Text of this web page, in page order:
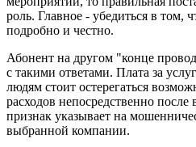
роль. Главное - убедиться в том,
подробно и честно.
Абонент на другом "конце
с такими ответами. Плата за
людям стоит остерегаться
расходов непосредственно
признак указывает на
выбранной компании.